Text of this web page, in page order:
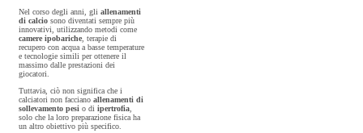
Nel corso degli anni, gli allenamenti
di calcio sono diventati sempre più
innovativi, utilizzando metodi come
camere ipobariche , terapie di
recupero con acqua a basse temperature
e tecnologie simili per ottenere il
massimo dalle prestazioni dei
giocatori.
Tuttavia, ciò non significa che i
calciatori non facciano allenamenti di
sollevamento pesi o di ipertrofia
solo che la loro preparazione fisica ha
un altro obiettivo più specifico.